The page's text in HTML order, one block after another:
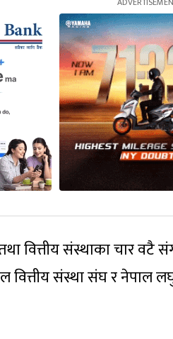
वित्तीय संस्थाका चार
संस्था संघ र नेपाल